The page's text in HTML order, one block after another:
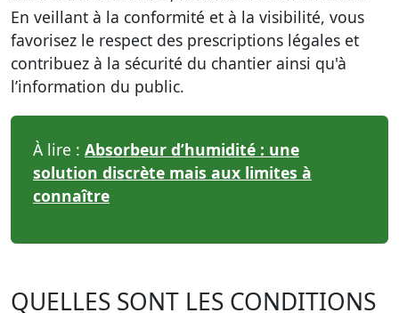
En veillant à la conformité et à la visibilité, vous
favorisez le respect des prescriptions légales et
contribuez à la sécurité du chantier ainsi qu'à
l’information du public.
À lire : Absorbeur d’humidité : une
solution discrète mais aux limites à
connaître
QUELLES SONT LES CONDITIONS